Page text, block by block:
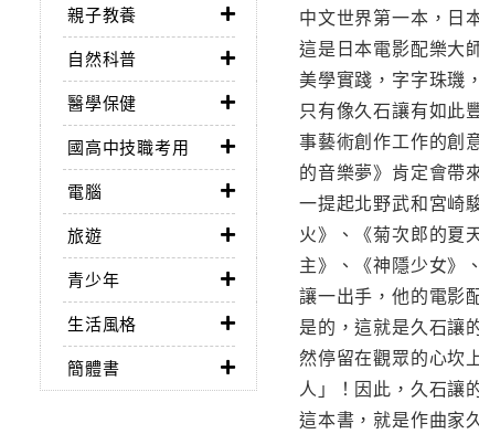
親子教養
自然科普
醫學保健
國高中技職考用
電腦
旅遊
青少年
生活風格
簡體書
中文世界第一本，日
這是日本電影配樂大
美學實踐，字字珠璣
只有像久石讓有如此
事藝術創作工作的創
的音樂夢》肯定會帶
一提起北野武和宮崎
火》、《菊次郎的夏
主》、《神隱少女》
讓一出手，他的電影
是的，這就是久石讓
然停留在觀眾的心坎
人」！因此，久石讓
這本書，就是作曲家